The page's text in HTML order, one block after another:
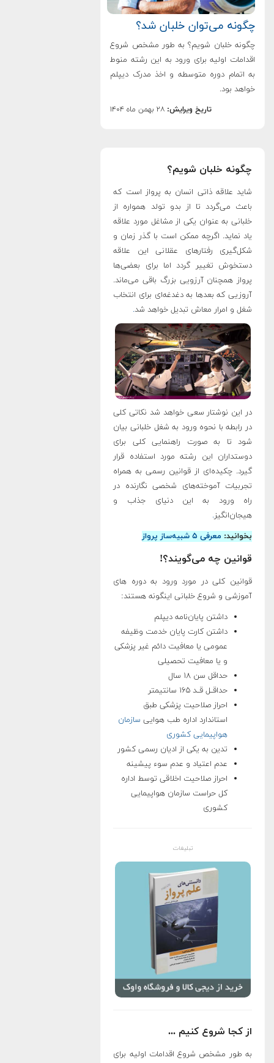
چگونه می‌توان خلبان شد؟
چگونه خلبان شویم؟ به طور مشخص شروع
اقدامات اولیه برای ورود به این رشته منوط
به اتمام دوره متوسطه و اخذ مدرک دیپلم
خواهد بود.
تاریخ ویرایش: ۲۸ بهمن ماه ۱۴۰۴
چگونه خلبان شویم؟
شاید علاقه ذاتی انسان به پرواز است که
باعث می‌گردد تا از بدو تولد همواره از
خلبانی به عنوان یکی از مشاغل مورد علاقه
یاد نماید. اگرچه ممکن است با گذر زمان و
شکل‌گیری رفتارهای عقلانی این علاقه
دستخوش تغییر گردد اما برای بعضی‌ها
پرواز همچنان آرزویی بزرگ باقی می‌ماند.
آروزیی که بعدها به دغدغه‌ای برای انتخاب
شغل و امرار معاش تبدیل خواهد شد.
در این نوشتار سعی خواهد شد نکاتی کلی
در رابطه با نحوه ورود به شغل خلبانی بیان
شود تا به صورت راهنمایی کلی برای
دوستداران این رشته مورد استفاده قرار
گیرد. چکیده‌ای از قوانین رسمی به همراه
تجربیات آموخته‌های شخصی نگارنده در
راه ورود به این دنیای جذاب و
هیجان‌انگیز.
بخوانید: معرفی ۵ شبیه‌ساز پرواز
قوانین چه می‌گویند؟!
قوانین کلی در مورد ورود به دوره های
آموزشی و شروع خلبانی اینگونه هستند:
داشتن پایان‌نامه دیپلم
داشتن کارت پایان خدمت وظیفه
عمومی یا معافیت دائم غیر پزشکی
و یا معافیت تحصیلی
حداقل سن ١٨ سال
حداقــل قــد ١۶۵ سانتیمتر
احراز صلاحیت پزشکی طبق
استاندارد اداره طب هوایی سازمان
هواپیمایی کشوری
تدین به یکی از ادیان رسمی کشور
عدم اعتیاد و عدم سوء پیشینه
احراز صلاحیت اخلاقی توسط اداره
کل حراست سازمان هواپیمایی
کشوری
تبلیغات
از کجا شروع کنیم ...
به طور مشخص شروع اقدامات اولیه برای